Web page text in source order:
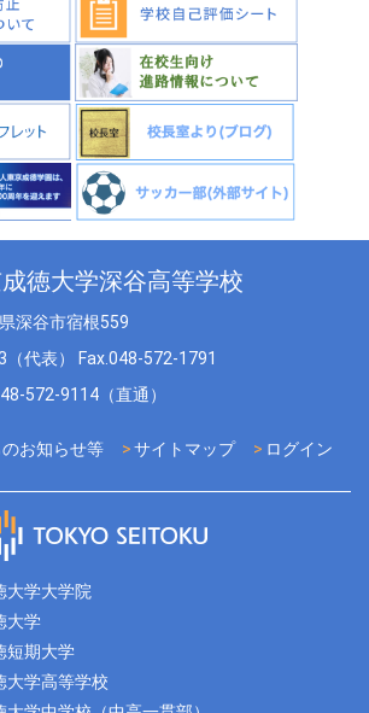
徳大学深谷高等学校
深谷市宿根559
代表） Fax.048-572-1791
572-9114（直通）
ログイン
サイトマップ
お知らせ等
大学大学院
大学
短期大学
大学高等学校